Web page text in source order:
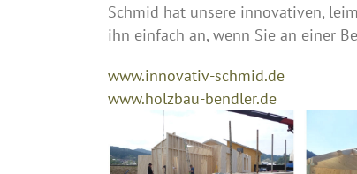
Schmid hat unsere innovativen,
ihn einfach an, wenn Sie an einer
www.innovativ-schmid.de
www.holzbau-bendler.de